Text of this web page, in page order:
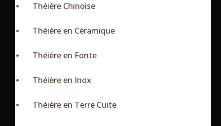
Théière Chinoise
Théière en Céramique
Théière en Fonte
Théière en Inox
Théière en Terre Cuite